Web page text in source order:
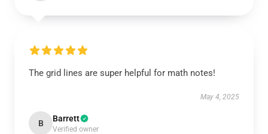
The grid lines are super helpful for math notes!
May 4, 2025
B Barrett
Verified owner